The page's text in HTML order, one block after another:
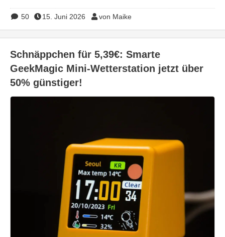
50 15. Juni 2026 von Maike
Schnäppchen für 5,39€: Smarte
GeekMagic Mini-Wetterstation jetzt über
50% günstiger!